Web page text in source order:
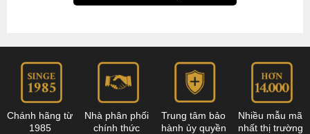
Chánh hãng từ
1985
Nhà phân phối
chính thức
Trung tâm bảo
hành ủy quyền
Nhiều mẫu mã
nhất thị trường